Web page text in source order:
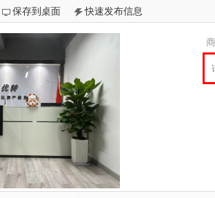
保存到桌面 快速发布信息